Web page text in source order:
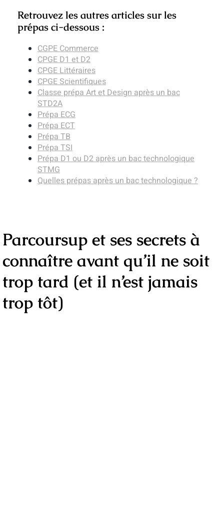
Retrouvez les autres articles sur les
prépas ci-dessous :
CGPE Commerce
CPGE D1 et D2
CPGE Littéraires
CPGE Scientifiques
Classe prépa Art et Design après un bac
STD2A
Prépa ECG
Prépa ECT
Prépa TB
Prépa TSI
Prépa D1 ou D2 après un bac technologique
STMG
Quelles prépas après un bac technologique ?
Parcoursup et ses secrets à
connaître avant qu’il ne soit
trop tard (et il n’est jamais
trop tôt)